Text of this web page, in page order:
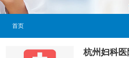
首页
杭州妇科医